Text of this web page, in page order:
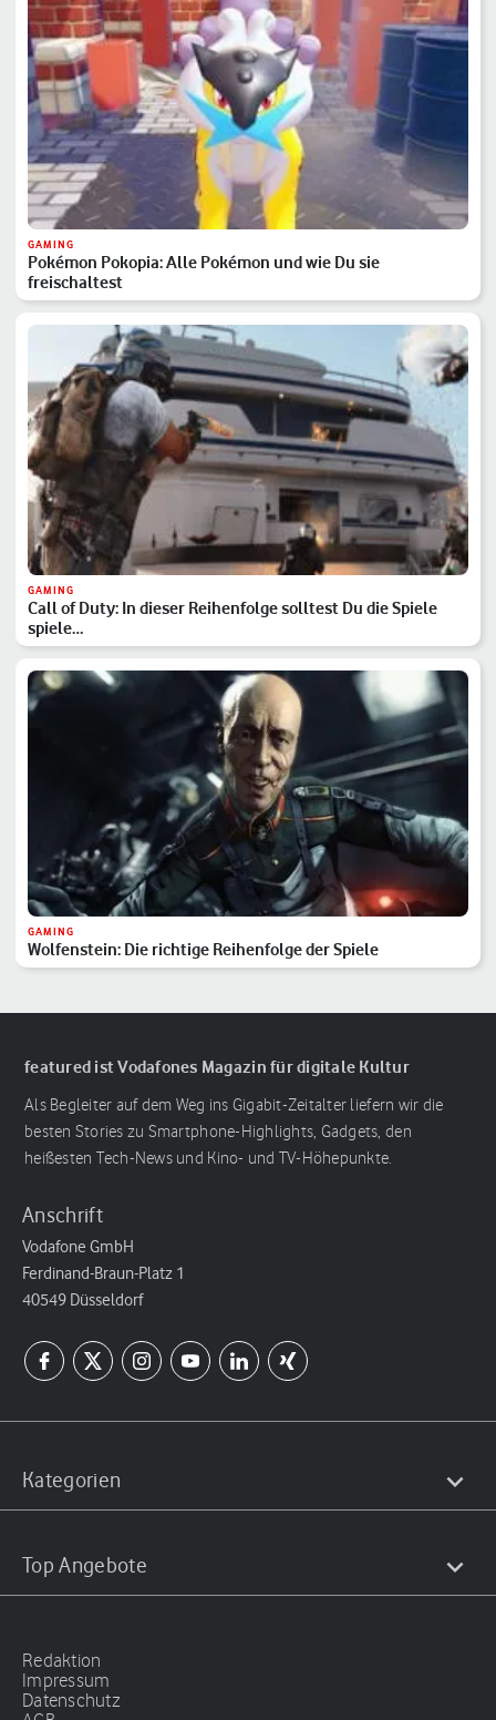
GAMING
Pokémon Pokopia: Alle Pokémon und wie Du sie
freischaltest
GAMING
Call of Duty: In dieser Reihenfolge solltest Du die Spiele
spiele…
GAMING
Wolfenstein: Die richtige Reihenfolge der Spiele
featured ist Vodafones Magazin für digitale Kultur
Als Begleiter auf dem Weg ins Gigabit-Zeitalter liefern wir die
besten Stories zu Smartphone-Highlights, Gadgets, den
heißesten Tech-News und Kino- und TV-Höhepunkte.
Anschrift
Vodafone GmbH
Ferdinand-Braun-Platz 1
40549 Düsseldorf
Kategorien
Top Angebote
Redaktion
Impressum
Datenschutz